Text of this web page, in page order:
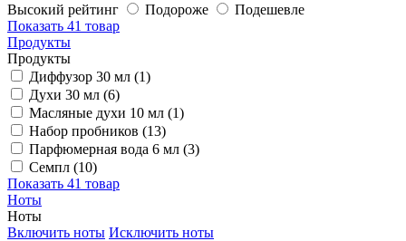
Высокий рейтинг
Подороже
Подешевле
Показать 41 товар
Продукты
Продукты
Диффузор 30 мл (1)
Духи 30 мл (6)
Масляные духи 10 мл (1)
Набор пробников (13)
Парфюмерная вода 6 мл (3)
Семпл (10)
Показать 41 товар
Ноты
Ноты
Включить ноты Исключить ноты